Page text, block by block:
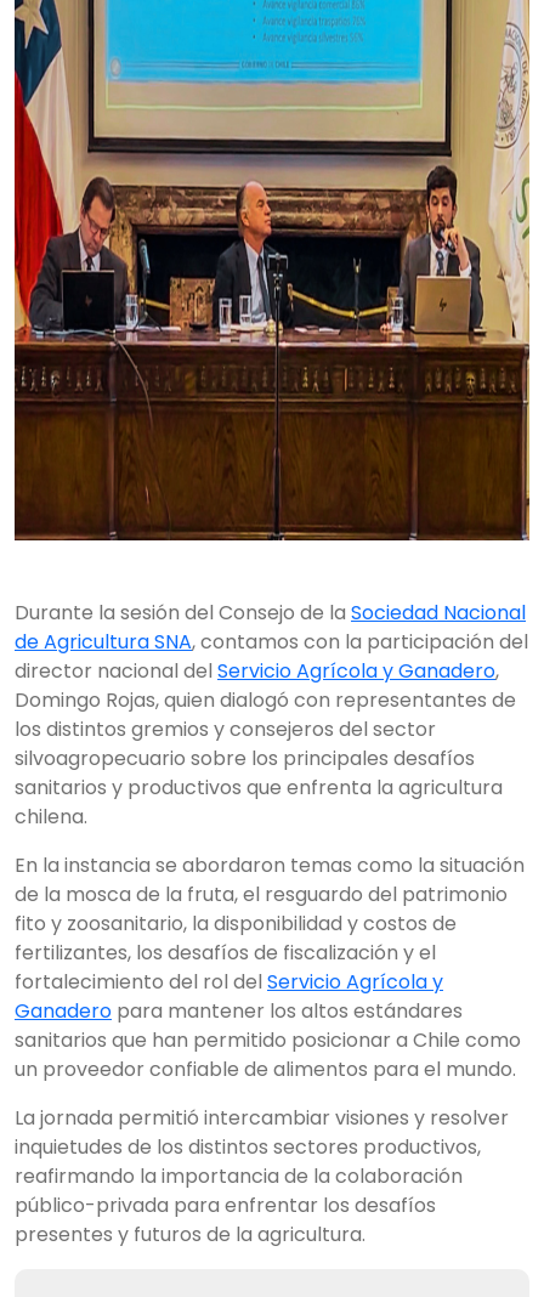
Durante la sesión del Consejo de la Sociedad Nacional
de Agricultura SNA, contamos con la participación del
director nacional del Servicio Agrícola y Ganadero,
Domingo Rojas, quien dialogó con representantes de
los distintos gremios y consejeros del sector
silvoagropecuario sobre los principales desafíos
sanitarios y productivos que enfrenta la agricultura
chilena.
En la instancia se abordaron temas como la situación
de la mosca de la fruta, el resguardo del patrimonio
fito y zoosanitario, la disponibilidad y costos de
fertilizantes, los desafíos de fiscalización y el
fortalecimiento del rol del Servicio Agrícola y
Ganadero para mantener los altos estándares
sanitarios que han permitido posicionar a Chile como
un proveedor confiable de alimentos para el mundo.
La jornada permitió intercambiar visiones y resolver
inquietudes de los distintos sectores productivos,
reafirmando la importancia de la colaboración
público-privada para enfrentar los desafíos
presentes y futuros de la agricultura.